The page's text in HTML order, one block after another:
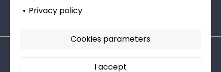
Privacy policy
Cookies parameters
I accept
publications and technical watch articles on digital.
Legal mentions
Privacy policy